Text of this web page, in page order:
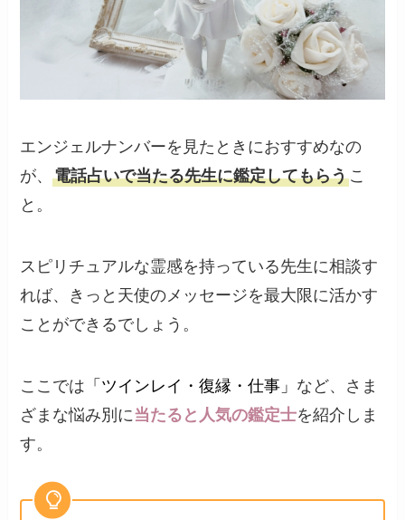
エンジェルナンバーを見たときにおすすめなの
が、電話占いで当たる先生に鑑定してもらうこ
と。
スピリチュアルな霊感を持っている先生に相談す
れば、きっと天使のメッセージを最大限に活かす
ことができるでしょう。
ここでは 「ツインレイ・復縁・仕事」 など、さま
ざまな悩み別に当たると人気の鑑定士を紹介しま
す。